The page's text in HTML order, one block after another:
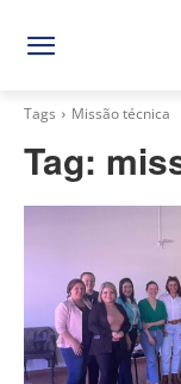
Tags Missão técnica
Tag: